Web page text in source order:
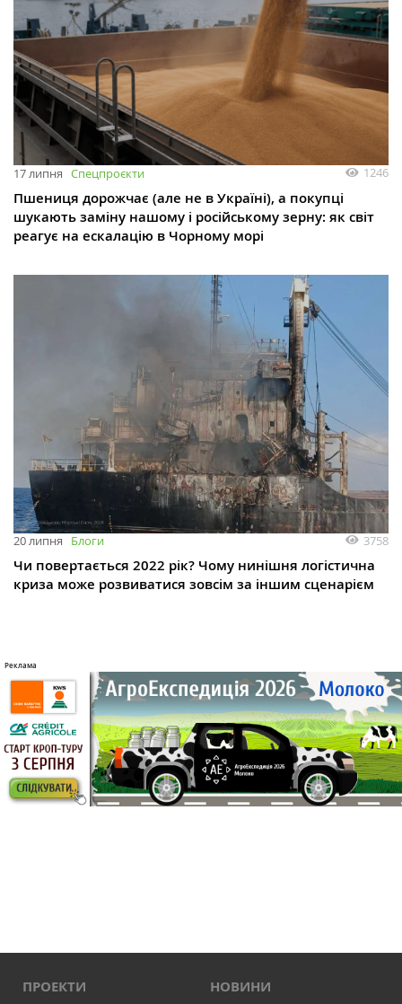
17 липня Спецпроєкти 1246
Пшениця дорожчає (але не в Україні), а покупці
шукають заміну нашому і російському зерну: як світ
реагує на ескалацію в Чорному морі
20 липня Блоги 3758
Чи повертається 2022 рік? Чому нинішня логістична
криза може розвиватися зовсім за іншим сценарієм
ПРОЕКТИ НОВИНИ